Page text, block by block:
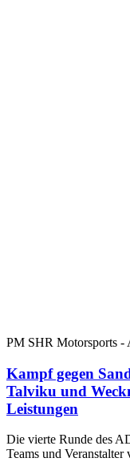
PM SHR Motorsports
Kampf gegen
Talviku und
Leistungen
Die vierte Runde des
Teams und